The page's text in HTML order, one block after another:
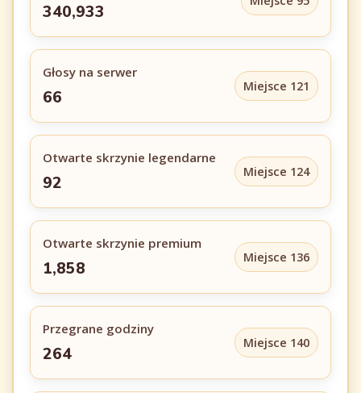
340,933
Głosy na serwer
66
Miejsce 121
Otwarte skrzynie legendarne
92
Miejsce 124
Otwarte skrzynie premium
1,858
Miejsce 136
Przegrane godziny
264
Miejsce 140